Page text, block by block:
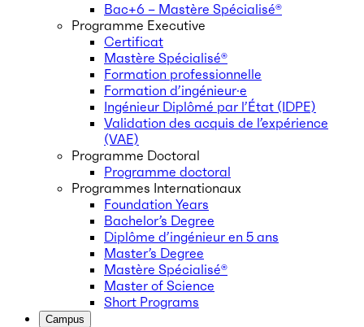
Bac+6 – Mastère Spécialisé®
Programme Executive
Certificat
Mastère Spécialisé®
Formation professionnelle
Formation d’ingénieur·e
Ingénieur Diplômé par l’État (IDPE)
Validation des acquis de l’expérience
(VAE)
Programme Doctoral
Programme doctoral
Programmes Internationaux
Foundation Years
Bachelor’s Degree
Diplôme d’ingénieur en 5 ans
Master’s Degree
Mastère Spécialisé®
Master of Science
Short Programs
Campus